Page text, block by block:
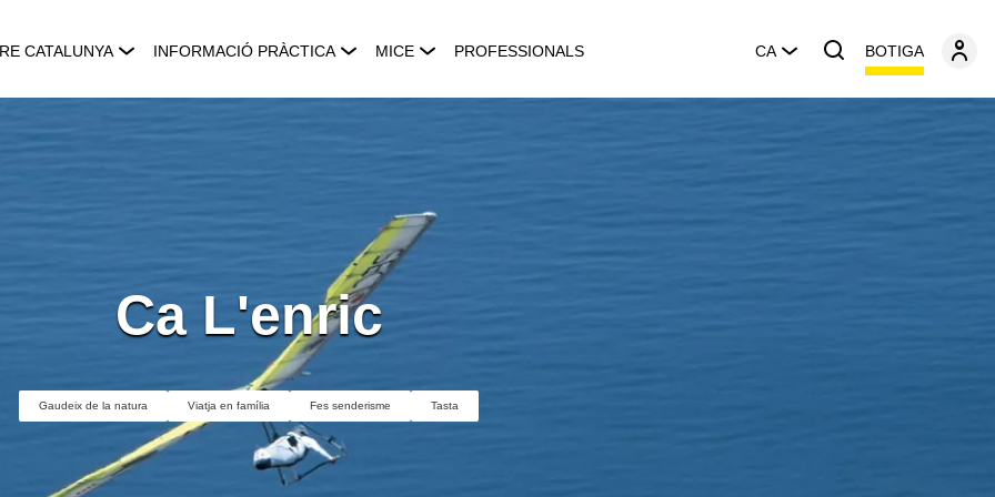
CATALUNYA INFORMACIÓ PRÀCTICA MICE PROFESSIONALS CA BOTIGA
Ca L'enric
Gaudeix de la natura Viatja en família Fes senderisme Tasta